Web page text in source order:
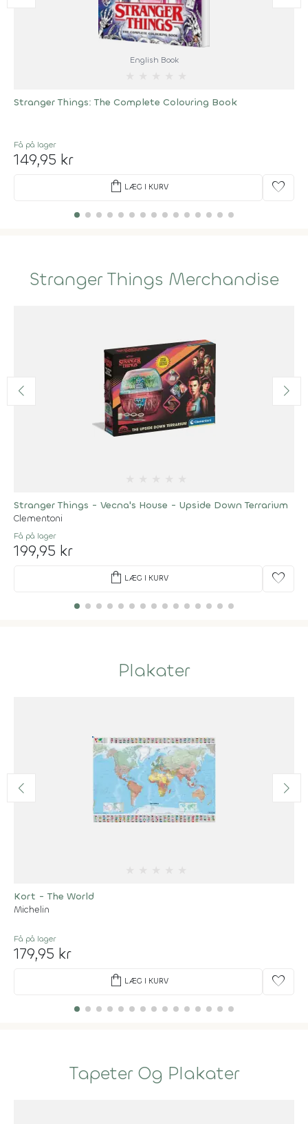
English Book
Stranger Things: The Complete Colouring Book
Få på lager
149,95 kr
shopping_bag LÆG I KURV favorite
Stranger Things Merchandise
Stranger Things - Vecna's House - Upside Down Terrarium
Clementoni
Få på lager
199,95 kr
shopping_bag LÆG I KURV favorite
Plakater
Kort - The World
Michelin
Få på lager
179,95 kr
shopping_bag LÆG I KURV favorite
Tapeter Og Plakater